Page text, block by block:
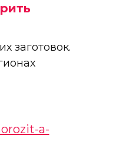
заготовок.